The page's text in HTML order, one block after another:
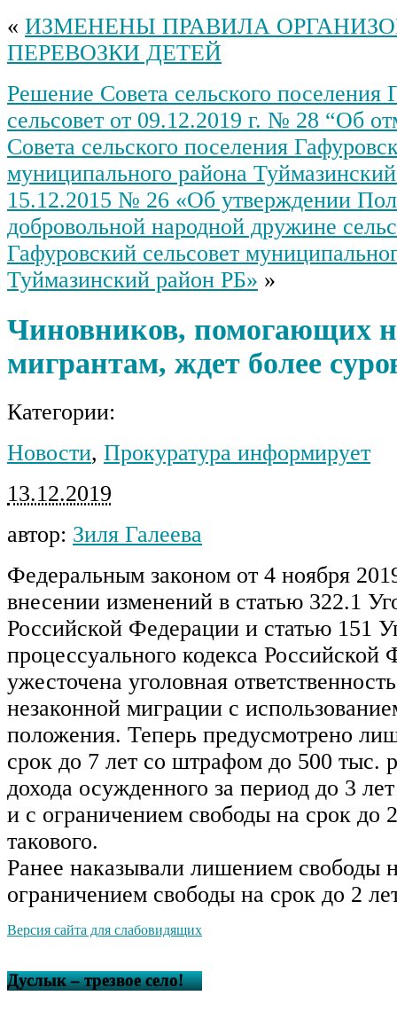
« ИЗМЕНЕНЫ ПРАВИЛА
ПЕРЕВОЗКИ ДЕТЕЙ
Решение Совета сельского поселения
сельсовет от 09.12.2019 г. № 28 “Об
Совета сельского поселения
муниципального района
15.12.2015 № 26 «Об утверждении
добровольной народной дружине
Гафуровский сельсовет
Туймазинский район РБ» »
Чиновников, помогающих
мигрантам, ждет более
Категории:
Новости, Прокуратура информирует
13.12.2019
автор: Зиля Галеева
Федеральным законом от 4 ноября
внесении изменений в статью 322.1
Российской Федерации и статью 151
процессуального кодекса Российской
ужесточена уголовная
незаконной миграции с
положения. Теперь предусмотрено
срок до 7 лет со штрафом до 500 тыс.
дохода осужденного за период до 3
и с ограничением свободы на срок до
такового.
Ранее наказывали лишением свободы
ограничением свободы на срок до 2
Версия сайта для слабовидящих
Дуслык – трезвое село!